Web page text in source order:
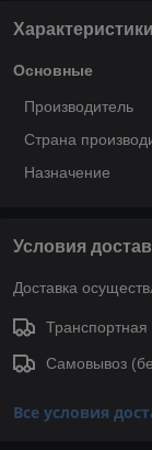
Характеристики
Основные
Производитель
Страна
Назначение
Условия
Доставка
Самовывоз
Все условия